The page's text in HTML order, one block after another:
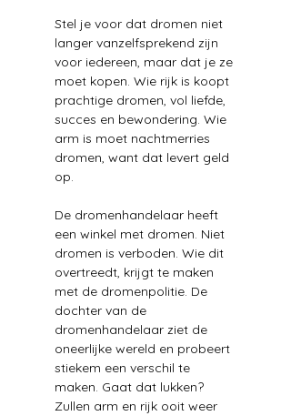
Stel je voor dat dromen niet
langer vanzelfsprekend zijn
voor iedereen, maar dat je ze
moet kopen. Wie rijk is koopt
prachtige dromen, vol liefde,
succes en bewondering. Wie
arm is moet nachtmerries
dromen, want dat levert geld
op.
De dromenhandelaar heeft
een winkel met dromen. Niet
dromen is verboden. Wie dit
overtreedt, krijgt te maken
met de dromenpolitie. De
dochter van de
dromenhandelaar ziet de
oneerlijke wereld en probeert
stiekem een verschil te
maken. Gaat dat lukken?
Zullen arm en rijk ooit weer